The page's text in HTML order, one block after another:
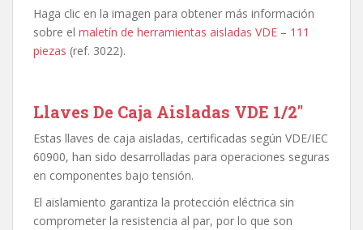
Haga clic en la imagen para obtener más información
sobre el maletín de herramientas aisladas VDE – 111
piezas (ref. 3022).
Llaves De Caja Aisladas VDE 1/2″
Estas llaves de caja aisladas, certificadas según VDE/IEC
60900, han sido desarrolladas para operaciones seguras
en componentes bajo tensión.
El aislamiento garantiza la protección eléctrica sin
comprometer la resistencia al par, por lo que son